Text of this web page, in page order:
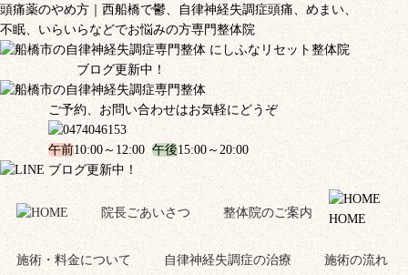
頭痛薬のやめ方｜西船橋で鬱、自律神経失調症頭痛、めまい、
不眠、いらいらなどでお悩みの方専門整体院
ブログ更新中！
ご予約、お問い合わせはお気軽にどうぞ
午前10:00～12:00 午後15:00～20:00
ブログ更新中！
院長ごあいさつ 整体院のご案内
施術・料金について 自律神経失調症の治療 施術の流れ
HOME